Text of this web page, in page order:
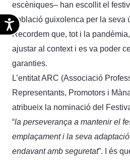
Accesibilidad
escèniques– han escollit el
població guixolenca per la seva
Recordem que, tot i la
ajustar al context i es va poder
garanties.
L’entitat ARC (Associació
Representants, Promotors i
atribueix la nominació del
“la perseverança a mantenir el
emplaçament i la seva
endavant amb seguretat”. I és